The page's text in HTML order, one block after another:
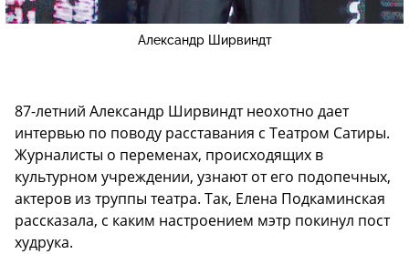
Александр Ширвиндт
87-летний Александр Ширвиндт неохотно дает
интервью по поводу расставания с Театром Сатиры.
Журналисты о переменах, происходящих в
культурном учреждении, узнают от его подопечных,
актеров из труппы театра. Так, Елена Подкаминская
рассказала, с каким настроением мэтр покинул пост
худрука.